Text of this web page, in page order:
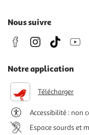
Nous suivre
Notre application
Télécharger
Accessibilité : non
Espace sourds et